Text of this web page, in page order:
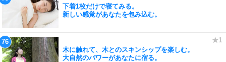
下着1枚だけで寝てみる。
新しい感覚があなたを包み込む。
木に触れて、木とのスキンシップを楽しむ。
大自然のパワーがあなたに宿る。